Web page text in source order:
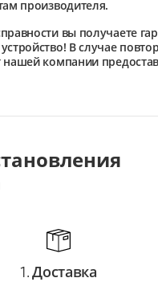
производителя.
вы получаете
В случае
компании
1.Доставка